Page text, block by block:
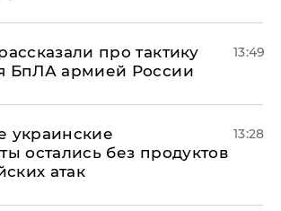
про тактику
БпЛА армией России
13:49
украинские
остались без продуктов
атак
13:28